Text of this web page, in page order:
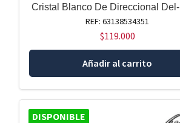
Cristal Blanco De Direccional
REF: 63138534351
$119.000
Añadir al carrito
DISPONIBLE